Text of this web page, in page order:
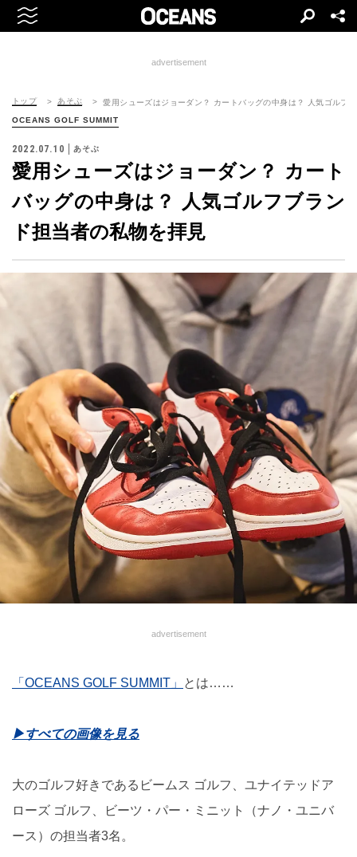
advertisement
トップ あそぶ 愛用シューズはジョーダン？ カートバッグの中身は？ 人気ゴルフ
OCEANS GOLF SUMMIT
2022.07.10 あそぶ
愛用シューズはジョーダン？ カート
バッグの中身は？ 人気ゴルフブラン
ド担当者の私物を拝見
advertisement
「OCEANS GOLF SUMMIT」 とは……
▶︎すべての画像を見る
大のゴルフ好きであるビームス ゴルフ、ユナイテッドア
ローズ ゴルフ、ビーツ・パー・ミニット（ナノ・ユニバ
ース）の担当者3名。